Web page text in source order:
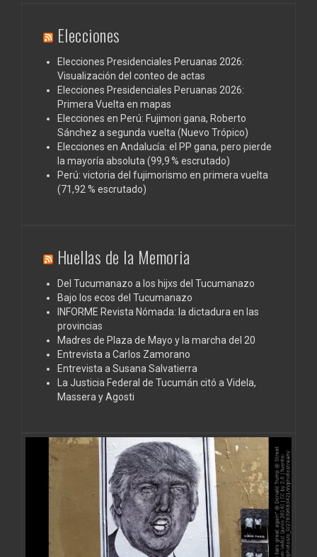
Elecciones
Elecciones Presidenciales Peruanas 2026:
Visualización del conteo de actas
Elecciones Presidenciales Peruanas 2026:
Primera Vuelta en mapas
Elecciones en Perú: Fujimori gana, Roberto
Sánchez a segunda vuelta (Nuevo Trópico)
Elecciones en Andalucía: el PP gana, pero pierde
la mayoría absoluta (99,9 % escrutado)
Perú: victoria del fujimorismo en primera vuelta
(71,92 % escrutado)
Huellas de la Memoria
Del Tucumanazo a los hijxs del Tucumanazo
Bajo los ecos del Tucumanazo
INFORME Revista Nómada: la dictadura en las
provincias
Madres de Plaza de Mayo y la marcha del 20
Entrevista a Carlos Zamorano
Entrevista a Susana Salvatierra
La Justicia Federal de Tucumán citó a Videla,
Massera y Agosti